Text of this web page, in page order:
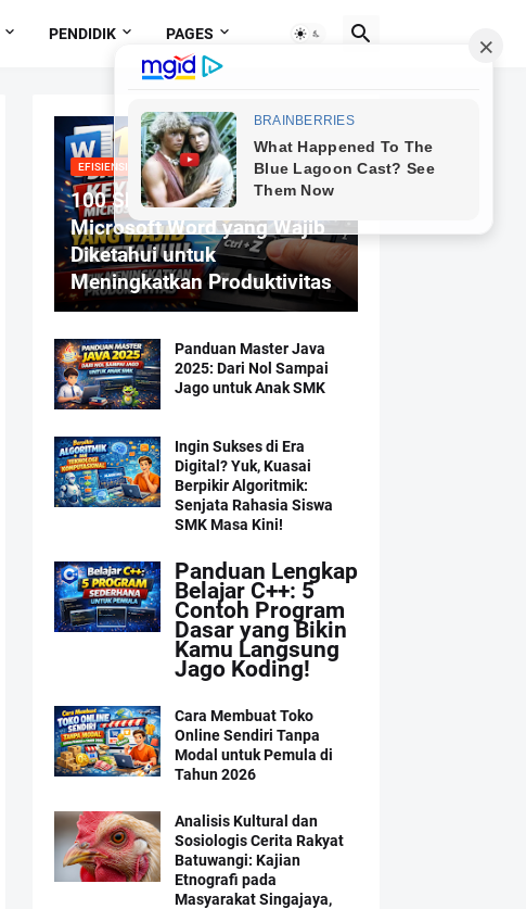
PENDIDIK PAGES
EFISIENSI MENGETIK
100 Shortcut Keyboard
Microsoft Word yang Wajib
Diketahui untuk
Meningkatkan Produktivitas
Panduan Master Java
2025: Dari Nol Sampai
Jago untuk Anak SMK
Ingin Sukses di Era
Digital? Yuk, Kuasai
Berpikir Algoritmik:
Senjata Rahasia Siswa
SMK Masa Kini!
Panduan Lengkap
Belajar C++: 5
Contoh Program
Dasar yang Bikin
Kamu Langsung
Jago Koding!
Cara Membuat Toko
Online Sendiri Tanpa
Modal untuk Pemula di
Tahun 2026
Analisis Kultural dan
Sosiologis Cerita Rakyat
Batuwangi: Kajian
Etnografi pada
Masyarakat Singajaya,